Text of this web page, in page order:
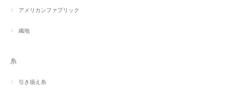
アメリカンファブリック
織地
糸
引き揃え糸